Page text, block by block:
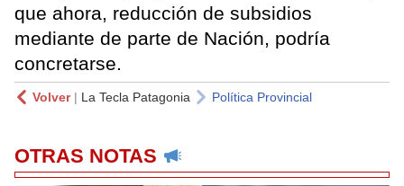
que ahora, reducción de subsidios
mediante de parte de Nación, podría
concretarse.
Volver| La Tecla Patagonia Política Provincial
OTRAS NOTAS